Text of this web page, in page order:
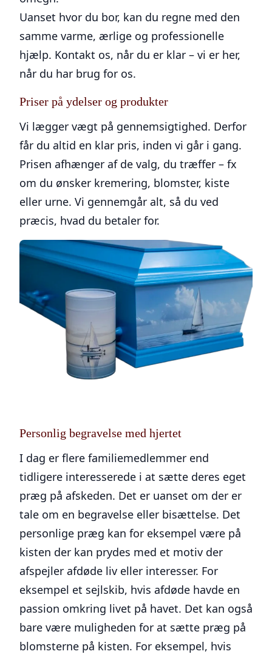
Uanset hvor du bor, kan du regne med den
samme varme, ærlige og professionelle
hjælp. Kontakt os, når du er klar – vi er her,
når du har brug for os.
Priser på ydelser og produkter
Vi lægger vægt på gennemsigtighed. Derfor
får du altid en klar pris, inden vi går i gang.
Prisen afhænger af de valg, du træffer – fx
om du ønsker kremering, blomster, kiste
eller urne. Vi gennemgår alt, så du ved
præcis, hvad du betaler for.
Personlig begravelse med hjertet
I dag er flere familiemedlemmer end
tidligere interesserede i at sætte deres eget
præg på afskeden. Det er uanset om der er
tale om en begravelse eller bisættelse. Det
personlige præg kan for eksempel være på
kisten der kan prydes med et motiv der
afspejler afdøde liv eller interesser. For
eksempel et sejlskib, hvis afdøde havde en
passion omkring livet på havet. Det kan også
bare være muligheden for at sætte præg på
blomsterne på kisten. For eksempel, hvis